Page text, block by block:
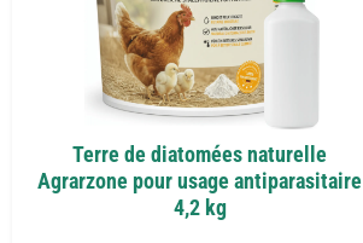
Terre de diatomées naturelle
Agrarzone pour usage antiparasitaire
4,2 kg